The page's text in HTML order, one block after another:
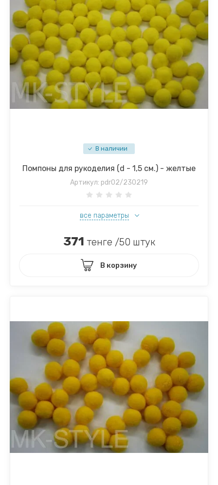
В наличии
Помпоны для рукоделия (d - 1,5 см.) - желтые
Артикул: pdr02/230219
все параметры
371 тенге /50 штук
В корзину